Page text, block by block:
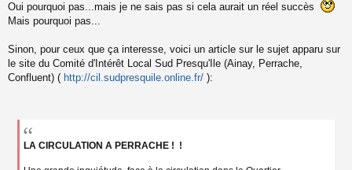
n
o
u
Oui pourquoi pas...mais je ne sais pas si cela aurait un réel succès
Mais pourquoi pas...
Sinon, pour ceux que ça interesse, voici un article sur le sujet apparu sur
le site du Comité d'Intérêt Local Sud Presqu'Ile (Ainay, Perrache,
Confluent) ( http://cil.sudpresquile.online.fr/ ):
LA CIRCULATION A PERRACHE ! !